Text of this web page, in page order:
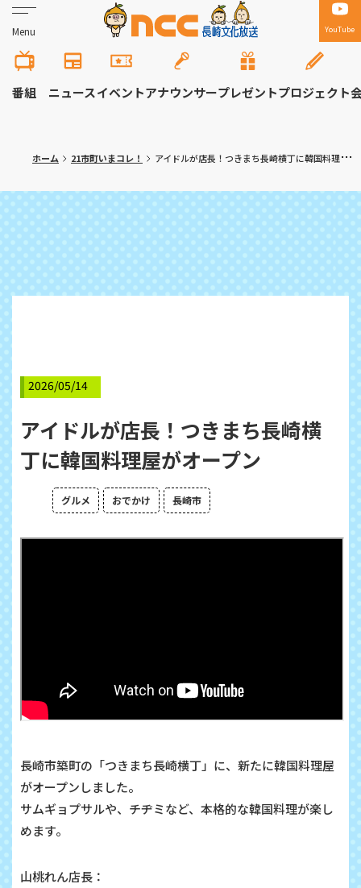
Menu YouTube
番組 ニュースイベントアナウンサープレゼントプロジェクト
ホーム 21市町いまコレ！ アイドルが店長！つきまち長崎横丁に韓国料理屋がオープン
2026/05/14
アイドルが店長！つきまち長崎横
丁に韓国料理屋がオープン
グルメ おでかけ 長崎市
長崎市築町の「つきまち長崎横丁」に、新たに韓国料理屋
がオープンしました。
サムギョプサルや、チヂミなど、本格的な韓国料理が楽し
めます。
山桃れん店長：